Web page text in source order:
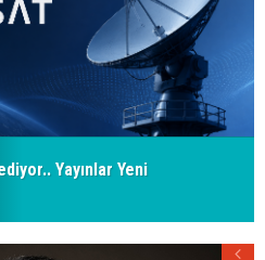
Yayınlar Yeni